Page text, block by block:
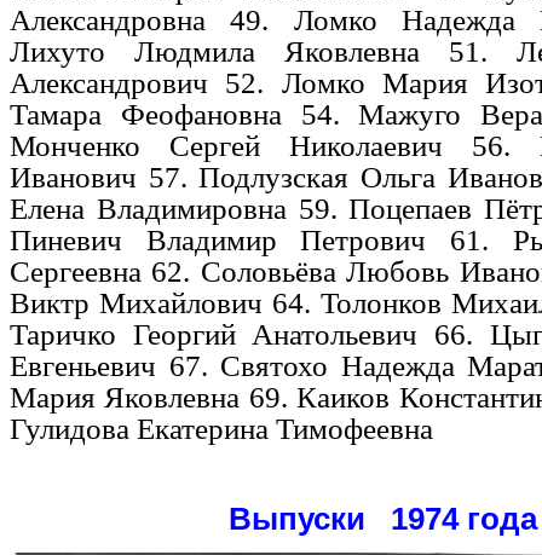
Александровна
49. Ломко Надежда
Лихуто Людмила Яковлевна
51.
Александрович 52. Ломко Мария
Тамара Феофановна
54.Мажуго
Монченко Сергей Николаевич
56.
Иванович 57.Подлузская Ольга
Елена Владимировна 59.Поцепаев
Пиневич Владимир Петрович
61.
Сергеевна 62. Соловьёва Любовь
Виктр Михайлович 64. Толонков
Таричко Георгий Анатольевич 66.
Евгеньевич 67. Святохо Надежда
Мария Яковлевна 69.Каиков
Гулидова Екатерина Тимофеевна
Выпуски 1974 года